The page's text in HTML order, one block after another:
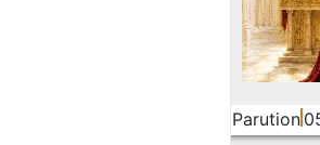
Parution